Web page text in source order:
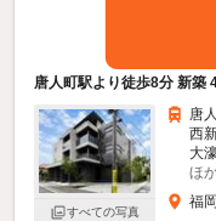
唐人町駅より徒歩8分 新築
すべての写真
唐
西
大
ほ
福